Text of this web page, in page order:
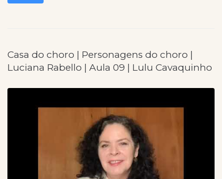
Casa do choro | Personagens do choro |
Luciana Rabello | Aula 09 | Lulu Cavaquinho